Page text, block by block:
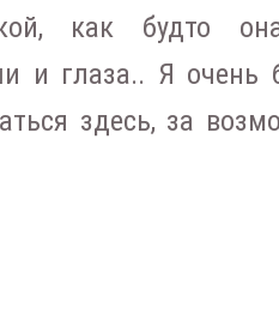
как будто
и глаза.. Я очень
здесь, за